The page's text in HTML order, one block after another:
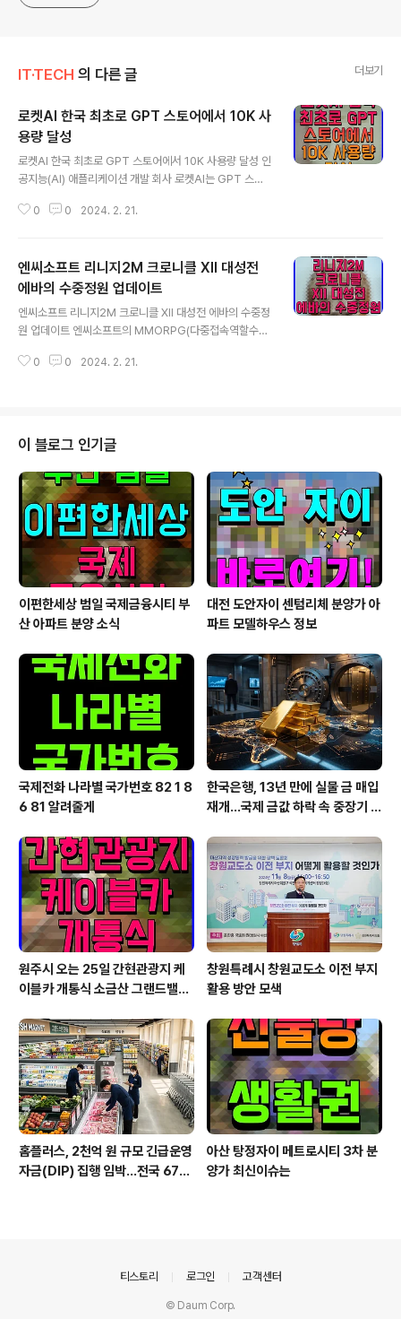
IT·TECH 의 다른 글 더보기
로켓AI 한국 최초로 GPT 스토어에서 10K 사
용량 달성
로켓AI 한국 최초로 GPT 스토어에서 10K 사용량 달성 인
공지능(AI) 애플리케이션 개발 회사 로켓AI는 GPT 스토
혔다. GPT 스토어는 지난 1월 11일 출시된 챗GPT의 인
다. 로켓AI는 송비서, AI 자청, AI 예수님, SEO 마법사 -
네이버 블로그 등 50여개의 GPTs를 운영하고 있다. 이
중 사주팔자와 운세를 생년월시 기반으로 명리학 기반으로
해석해주는 운세박사 GPT와 11번가, SSG닷컴, 네이버,
쿠팡 등에서 최저가를 찾아 검색해주는 한국 최저가 쇼핑
검색은 한국 최초로 사용량을 10K를 돌파한 상황이다. 이
0 0 2024. 2. 21.
엔씨소프트 리니지2M 크로니클 XII 대성전
에바의 수중정원 업데이트
엔씨소프트 리니지2M 크로니클 XII 대성전 에바의 수중정
원 업데이트 엔씨소프트의 MMORPG(다중접속역할수행
성전, 에바의 수중정원을 진행했다. 리니지2M 이용자는
이 몰려오는 전용 이벤트 수룡의 침략이 발생한다. 레이피
어 클래스가 리뉴얼 된다. 범위 내 적군에게 악몽 디버프를
부여하는 신화 스킬 나이트메어와 스턴 능력 강화를 비롯
해 이동 방해 효과를 해제할 수 있는 전설 스킬 서든 러시가
새롭게 추가된다. 블링크, 블랙 페더 등 기존 스킬도 개선됐
다. 대규모 업데이트를 맞아 다..
0 0 2024. 2. 21.
이 블로그 인기글
이편한세상 범일 국제금융시티 부
산 아파트 분양 소식
대전 도안자이 센텀리체 분양가 아
파트 모델하우스 정보
국제전화 나라별 국가번호 82 1 8
6 81 알려줄게
한국은행, 13년 만에 실물 금 매입
재개…국제 금값 하락 속 중장기 대
원주시 오는 25일 간현관광지 케
이블카 개통식 소금산 그랜드밸리
창원특례시 창원교도소 이전 부지
활용 방안 모색
홈플러스, 2천억 원 규모 긴급운영
자금(DIP) 집행 임박…전국 67개
아산 탕정자이 메트로시티 3차 분
양가 최신이슈는
티스토리 로그인 고객센터
© Daum Corp.